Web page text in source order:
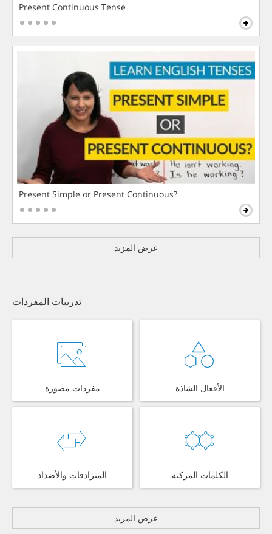
Present Continuous Tense
Present Simple or Present Continuous?
عرض المزيد
تدريبات المفردات
مفردات مصورة الأفعال الشاذة
المترادفات والأضداد الكلمات المركبة
عرض المزيد